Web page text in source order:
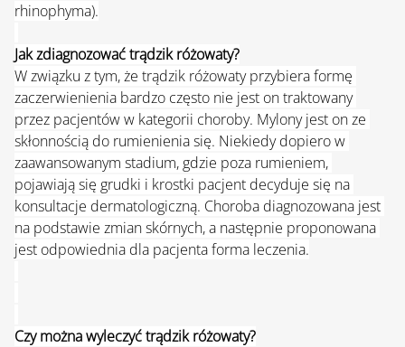
rhinophyma).
Jak zdiagnozować trądzik różowaty?
W związku z tym, że trądzik różowaty przybiera formę
zaczerwienienia bardzo często nie jest on traktowany
przez pacjentów w kategorii choroby. Mylony jest on ze
skłonnością do rumienienia się. Niekiedy dopiero w
zaawansowanym stadium, gdzie poza rumieniem,
pojawiają się grudki i krostki pacjent decyduje się na
konsultacje dermatologiczną. Choroba diagnozowana jest
na podstawie zmian skórnych, a następnie proponowana
jest odpowiednia dla pacjenta forma leczenia.
Czy można wyleczyć trądzik różowaty?